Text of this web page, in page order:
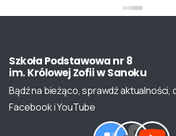
Szkoła Podstawowa nr 8
im. Królowej ZofiiwSanoku
Bądź na bieżąco, sprawdź aktualności,
Facebook i YouTube